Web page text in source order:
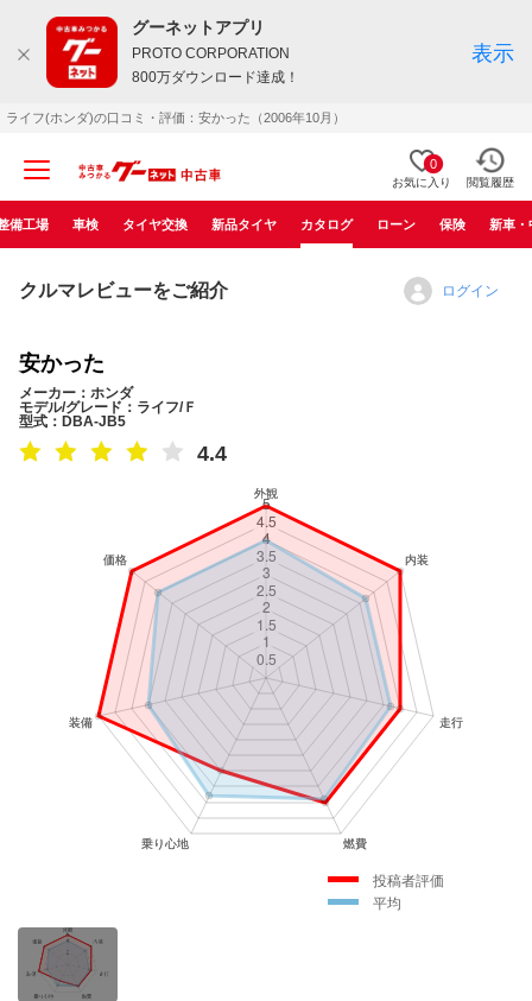
グーネットアプリ
PROTO CORPORATION
800万ダウンロード達成！
表示
ライフ(ホンダ)の口コミ・評価：安かった（2006年10月）
0
お気に入り 閲覧履歴
備工場 車検 タイヤ交換 新品タイヤ カタログ ローン 保険 新車・
クルマレビューをご紹介 ログイン
安かった
メーカー：ホンダ
モデル/グレード：ライフ/Ｆ
型式：DBA-JB5
4.4
投稿者評価
平均